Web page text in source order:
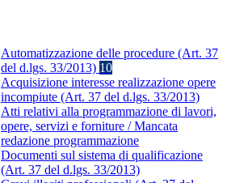
Automatizzazione delle procedure (Art. 37
del d.lgs. 33/2013) 10
Acquisizione interesse realizzazione opere
incompiute (Art. 37 del d.lgs. 33/2013)
Atti relativi alla programmazione di lavori,
opere, servizi e forniture / Mancata
redazione programmazione
Documenti sul sistema di qualificazione
(Art. 37 del d.lgs. 33/2013)